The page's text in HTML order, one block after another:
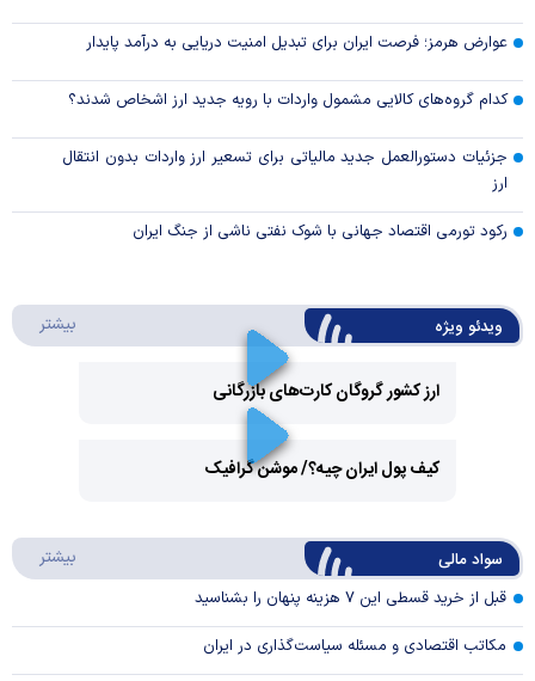
عوارض هرمز؛ فرصت ایران برای تبدیل امنیت دریایی به درآمد پایدار
کدام گروه‌های کالایی مشمول واردات با رویه جدید ارز اشخاص شدند؟
جزئیات دستورالعمل جدید مالیاتی برای تسعیر ارز واردات بدون انتقال
ارز
رکود تورمی اقتصاد جهانی با شوک نفتی ناشی از جنگ ایران
ویدئو ویژه بیشتر
ارز کشور گروگان کارت‌های بازرگانی
Video
کیف پول ایران چیه؟/ موشن گرافیک
سواد مالی بیشتر
قبل از خرید قسطی این ۷ هزینه پنهان را بشناسید
مکاتب اقتصادی و مسئله سیاست‌گذاری در ایران